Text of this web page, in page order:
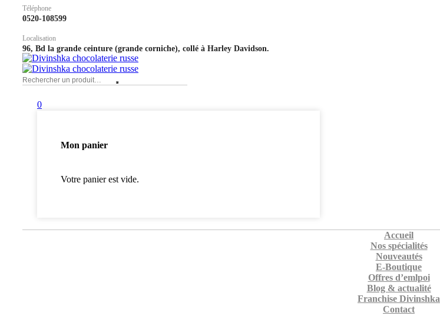
Téléphone
0520-108599
Localisation
96, Bd la grande ceinture (grande corniche), collé à Harley Davidson.
0
Mon panier
Votre panier est vide.
Accueil
Nos spécialités
Nouveautés
E-Boutique
Offres d’emlpoi
Blog & actualité
Franchise Divinshka
Contact